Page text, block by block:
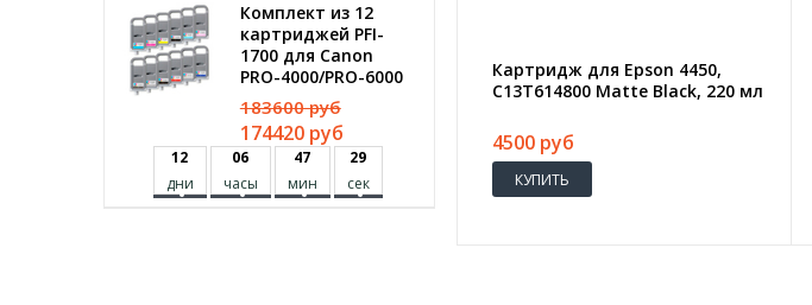
Комплект из 12
картриджей PFI-
1700 для Canon
PRO-4000/PRO-6000
183600 руб
174420 руб
12
дни
06
часы
47
мин
29
сек
Картридж для Epson 4450,
C13T614800 Matte Black, 220 мл
4500 руб
КУПИТЬ